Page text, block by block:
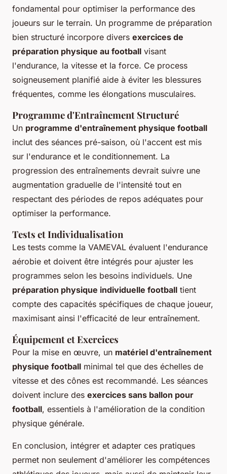
fondamental pour optimiser la performance des
joueurs sur le terrain. Un programme de préparation
bien structuré incorpore divers exercices de
préparation physique au football visant
l'endurance, la vitesse et la force. Ce process
soigneusement planifié aide à éviter les blessures
fréquentes, comme les élongations musculaires.
Programme d'Entraînement Structuré
Un programme d'entraînement physique football
inclut des séances pré-saison, où l'accent est mis
sur l'endurance et le conditionnement. La
progression des entraînements devrait suivre une
augmentation graduelle de l'intensité tout en
respectant des périodes de repos adéquates pour
optimiser la performance.
Tests et Individualisation
Les tests comme la VAMEVAL évaluent l'endurance
aérobie et doivent être intégrés pour ajuster les
programmes selon les besoins individuels. Une
préparation physique individuelle football tient
compte des capacités spécifiques de chaque joueur,
maximisant ainsi l'efficacité de leur entraînement.
Équipement et Exercices
Pour la mise en œuvre, un matériel d'entraînement
physique football minimal tel que des échelles de
vitesse et des cônes est recommandé. Les séances
doivent inclure des exercices sans ballon pour
football, essentiels à l'amélioration de la condition
physique générale.
En conclusion, intégrer et adapter ces pratiques
permet non seulement d'améliorer les compétences